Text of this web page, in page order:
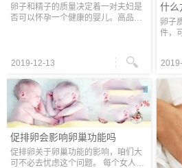
卵子和精子的质量决定着一对夫妇是
否可以怀孕一个健康的婴儿。高品质
一
2019-12-13
什么
卵子
件，
遗
等。
促排卵会影响卵巢功能吗
促排卵关于卵巢功能的影响，咱们大
可不必去忧虑这个问题。 每个女人她